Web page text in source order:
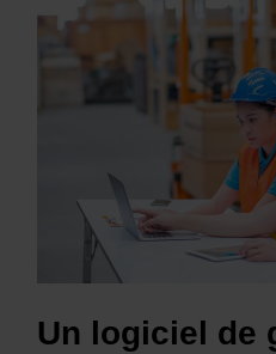
Un logiciel de